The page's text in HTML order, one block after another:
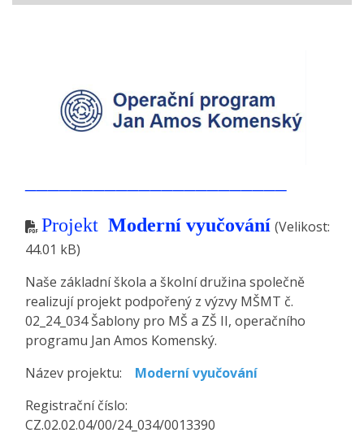
Projekt Moderní vyučování (Velikost:
44.01 kB)
Naše základní škola a školní družina společně
realizují projekt podpořený z výzvy MŠMT č.
02_24_034 Šablony pro MŠ a ZŠ II, operačního
programu Jan Amos Komenský.
Název projektu:
Moderní vyučování
Registrační číslo:
CZ.02.02.04/00/24_034/0013390